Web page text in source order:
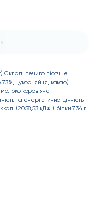
Склад: печиво пісочне
цукор, яйця, какао)
коров'яче
та енергетична цінність
(2058,53 кДж.), білки 7,34 г,